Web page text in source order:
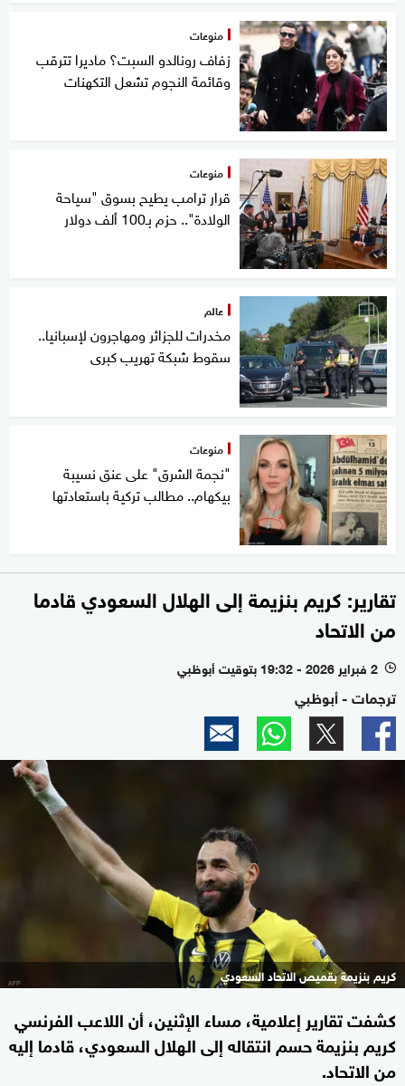
منوعات
زفاف رونالدو السبت؟ ماديرا تترقب
وقائمة النجوم تشعل التكهنات
منوعات
قرار ترامب يطيح بسوق "سياحة
الولادة".. حزم بـ100 ألف دولار
عالم
مخدرات للجزائر ومهاجرون لإسبانيا..
سقوط شبكة تهريب كبرى
منوعات
"نجمة الشرق" على عنق نسيبة
بيكهام.. مطالب تركية باستعادتها
تقارير: كريم بنزيمة إلى الهلال السعودي قادما
من الاتحاد
l 2 فبراير 2026 - 19:32 بتوقيت أبوظبي
ترجمات - أبوظبي
كريم بنزيمة بقميص الاتحاد السعودي
كشفت تقارير إعلامية، مساء الإثنين، أن اللاعب الفرنسي
كريم بنزيمة حسم انتقاله إلى الهلال السعودي، قادما إليه
من الاتحاد.